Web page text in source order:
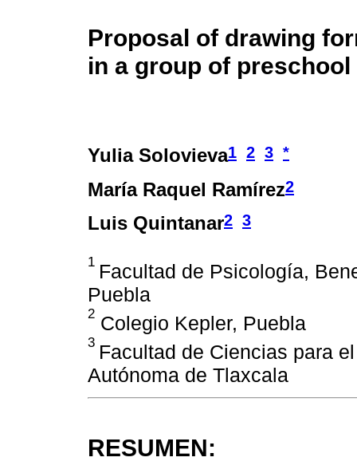
Proposal of drawing
in a group of
Yulia Solovieva1 2 3 *
María Raquel Ramírez2
Luis Quintanar2 3
1 Facultad de Psicología,
Puebla
2 Colegio Kepler, Puebla
3 Facultad de Ciencias para
Autónoma de Tlaxcala
RESUMEN: